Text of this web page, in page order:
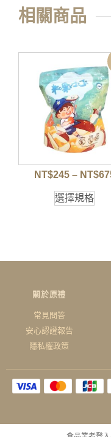
相關商品
NT$245 – NT$
選擇規格
關於原禮
常見問答
安心認證報告
隱私權政策